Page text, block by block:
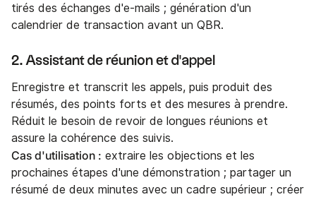
tirés des échanges d'e-mails ; génération d'un
calendrier de transaction avant un QBR.
2. Assistant de réunion et d'appel
Enregistre et transcrit les appels, puis produit des
résumés, des points forts et des mesures à prendre.
Réduit le besoin de revoir de longues réunions et
assure la cohérence des suivis.
Cas d'utilisation : extraire les objections et les
prochaines étapes d'une démonstration ; partager un
résumé de deux minutes avec un cadre supérieur ; créer